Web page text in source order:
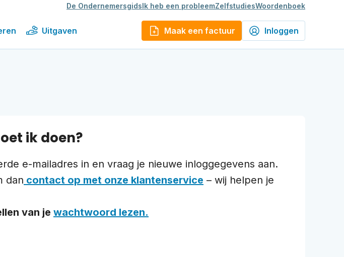
De OndernemersgidsIk heb een probleemZelfstudiesWoordenboek
Uitgaven Maak een factuur Inloggen
ik doen?
e-mailadres in en vraag je nieuwe inloggegevens aan.
dan contact op met onze klantenservice – wij helpen je
van je wachtwoord lezen.